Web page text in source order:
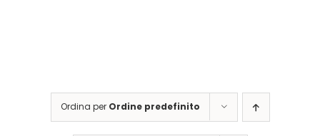
Ordina per Ordine predefinito